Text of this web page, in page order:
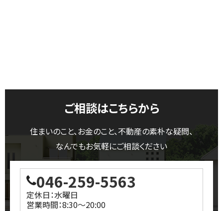
ご相談はこちらから
住まいのこと、お金のこと、不動産の素朴な疑問、
なんでもお気軽にご相談ください
046-259-5563
定休日：水曜日
営業時間：8:30～20:00